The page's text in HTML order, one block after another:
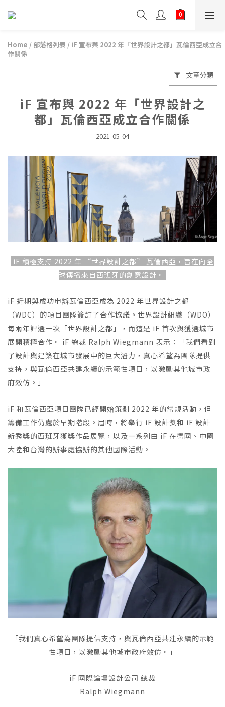
Home / 部落格列表 / iF 宣布與 2022 年「世界設計之都」瓦倫西亞成立合
作關係
文章分類
iF 宣布與 2022 年「世界設計之
都」瓦倫西亞成立合作關係
2021-05-04
iF 積極支持 2022 年 “世界設計之都” 瓦倫西亞，旨在向全
球傳播來自西班牙的創意設計。
iF 近期與成功申辦瓦倫西亞成為 2022 年世界設計之都
（WDC）的項目團隊簽訂了合作協議。世界設計組織（WDO）
每兩年評選一次「世界設計之都」，而這是 iF 首次與獲選城市
展開積極合作。 iF 總裁 Ralph Wiegmann 表示：「我們看到
了設計與建築在城市發展中的巨大潛力，真心希望為團隊提供
支持，與瓦倫西亞共建永續的示範性項目，以激勵其他城市政
府效仿。」
iF 和瓦倫西亞項目團隊已經開始策劃 2022 年的常規活動，但
籌備工作仍處於早期階段。屆時，將舉行 iF 設計獎和 iF 設計
新秀獎的西班牙獲獎作品展覽，以及一系列由 iF 在德國、中國
大陸和台灣的辦事處協辦的其他國際活動。
「我們真心希望為團隊提供支持，與瓦倫西亞共建永續的示範
性項目，以激勵其他城市政府效仿。」
iF 國際論壇設計公司 總裁
Ralph Wiegmann